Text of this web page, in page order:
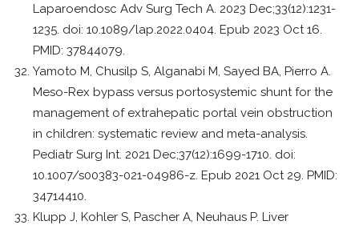
Laparoendosc Adv Surg Tech A. 2023 Dec;33(12):1231-
1235. doi: 10.1089/lap.2022.0404. Epub 2023 Oct 16.
PMID: 37844079.
Yamoto M, Chusilp S, Alganabi M, Sayed BA, Pierro A.
Meso-Rex bypass versus portosystemic shunt for the
management of extrahepatic portal vein obstruction
in children: systematic review and meta-analysis.
Pediatr Surg Int. 2021 Dec;37(12):1699-1710. doi:
10.1007/s00383-021-04986-z. Epub 2021 Oct 29. PMID:
34714410.
Klupp J, Kohler S, Pascher A, Neuhaus P. Liver